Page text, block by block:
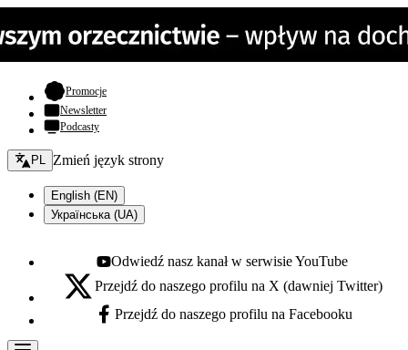
Promocje- otwiera się w nowej karcie
Newsletter
Podcasty
Zmień język - bieżący:
PL Zmień język strony
English (EN)
Українська (UA)
Youtube - otwiera się w nowej karcie
Odwiedź nasz kanał w serwisie YouTube
X - otwiera się w nowej karcie
Przejdź do naszego profilu na X (dawniej Twitter)
Facebook - otwiera się w nowej karcie
Przejdź do naszego profilu na Facebooku